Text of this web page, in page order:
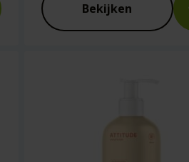
Bekijken